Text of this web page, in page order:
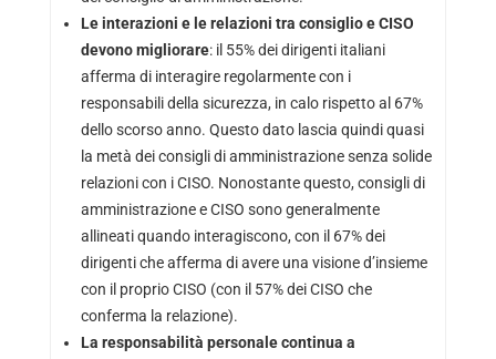
Le interazioni e le relazioni tra consiglio e CISO
devono migliorare: il 55% dei dirigenti italiani
afferma di interagire regolarmente con i
responsabili della sicurezza, in calo rispetto al 67%
dello scorso anno. Questo dato lascia quindi quasi
la metà dei consigli di amministrazione senza solide
relazioni con i CISO. Nonostante questo, consigli di
amministrazione e CISO sono generalmente
allineati quando interagiscono, con il 67% dei
dirigenti che afferma di avere una visione d’insieme
con il proprio CISO (con il 57% dei CISO che
conferma la relazione).
La responsabilità personale continua a